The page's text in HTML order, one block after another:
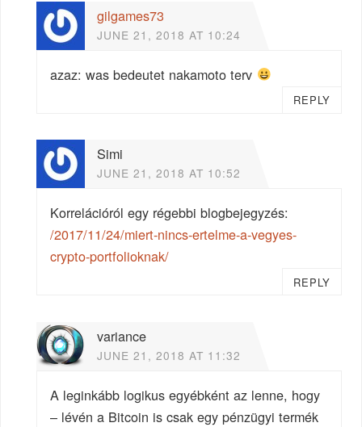
gilgames73
JUNE 21, 2018 AT 10:24
azaz: was bedeutet nakamoto terv
REPLY
Simi
JUNE 21, 2018 AT 10:52
Korrelációról egy régebbi blogbejegyzés:
/2017/11/24/miert-nincs-ertelme-a-vegyes-
crypto-portfolioknak/
REPLY
variance
JUNE 21, 2018 AT 11:32
A leginkább logikus egyébként az lenne, hogy
– lévén a Bitcoin is csak egy pénzügyi termék